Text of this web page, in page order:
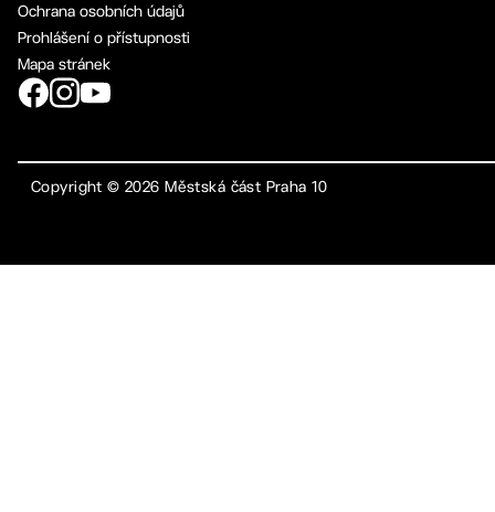
Ochrana osobních údajů
Prohlášení o přístupnosti
Mapa stránek
Copyright ©2026 Městská část Praha 10